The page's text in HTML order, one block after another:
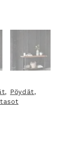
, Pöydät